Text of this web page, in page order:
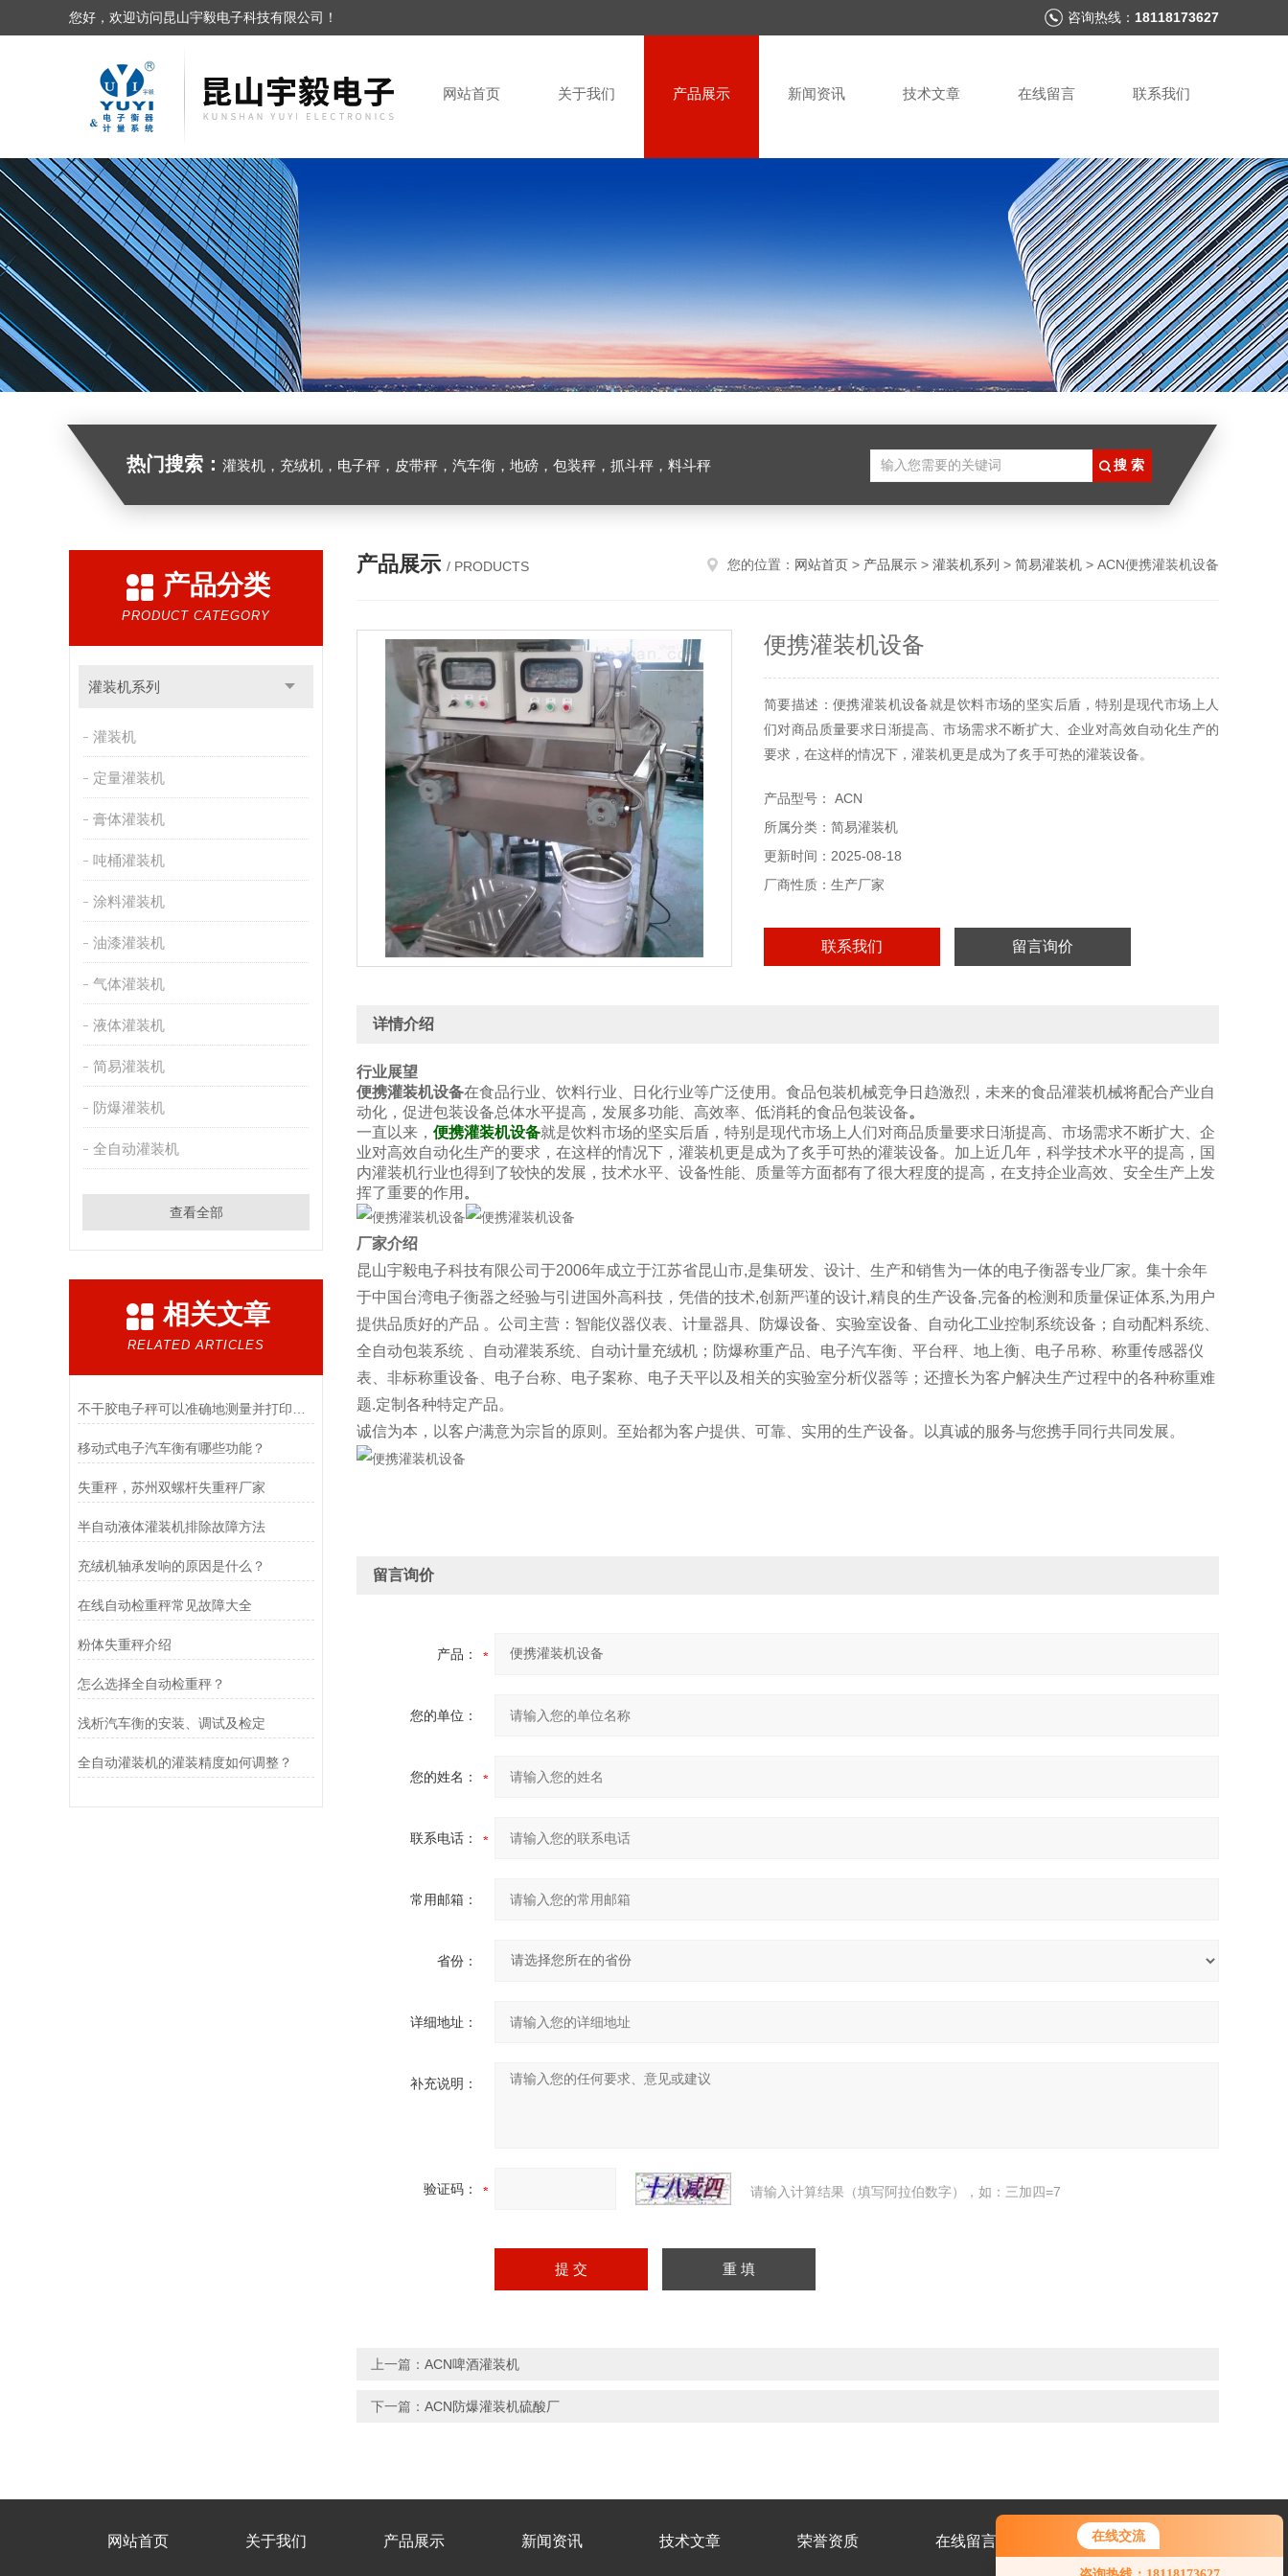
在线交流
您好，欢迎访问昆山宇毅电子科技有限公司！ 咨询热线： 18118173627
网站首页 关于我们 产品展示 新闻资讯 技术文章 在线留言 联系我们
热门搜索： 灌装机，充绒机，电子秤，皮带秤，汽车衡，地磅，包装秤，抓斗秤，料斗秤
产品分类
PRODUCT CATEGORY
灌装机系列
灌装机
定量灌装机
膏体灌装机
吨桶灌装机
涂料灌装机
油漆灌装机
气体灌装机
液体灌装机
简易灌装机
防爆灌装机
全自动灌装机
查看全部
相关文章
RELATED ARTICLES
移动式电子汽车衡有哪些功能？
失重秤，苏州双螺杆失重秤厂家
半自动液体灌装机排除故障方法
充绒机轴承发响的原因是什么？
在线自动检重秤常见故障大全
粉体失重秤介绍
怎么选择全自动检重秤？
浅析汽车衡的安装、调试及检定
全自动灌装机的灌装精度如何调整？
产品展示 / PRODUCTS 您的位置： 网站首页 > 产品展示 > 灌装机系列 > 简易灌装机 > ACN便携灌装机设备
便携灌装机设备
简要描述：便携灌装机设备就是饮料市场的坚实后盾，特别是现代市场上人
们对商品质量要求日渐提高、市场需求不断扩大、企业对高效自动化生产的
要求，在这样的情况下，灌装机更是成为了炙手可热的灌装设备。
产品型号： ACN
所属分类：简易灌装机
更新时间：2025-08-18
厂商性质：生产厂家
联系我们 留言询价
详情介绍
行业展望
便携灌装机设备在食品行业、饮料行业、日化行业等广泛使用。食品包装机械竞争日趋激烈，未来的食品灌装机械将配合产业自
动化，促进包装设备总体水平提高，发展多功能、高效率、低消耗的食品包装设备。
一直以来， 便携灌装机设备就是饮料市场的坚实后盾，特别是现代市场上人们对商品质量要求日渐提高、市场需求不断扩大、企
业对高效自动化生产的要求，在这样的情况下，灌装机更是成为了炙手可热的灌装设备。加上近几年，科学技术水平的提高，国
内灌装机行业也得到了较快的发展，技术水平、设备性能、质量等方面都有了很大程度的提高，在支持企业高效、安全生产上发
挥了重要的作用 。
厂家介绍
昆山宇毅电子科技有限公司于2006年成立于江苏省昆山市,是集研发、设计、生产和销售为一体的电子衡器专业厂家。集十余年
于中国台湾电子衡器之经验与引进国外高科技，凭借的技术,创新严谨的设计,精良的生产设备,完备的检测和质量保证体系,为用户
提供品质好的产品 。公司主营：智能仪器仪表、计量器具、防爆设备、实验室设备、自动化工业控制系统设备；自动配料系统、
全自动包装系统 、自动灌装系统、自动计量充绒机；防爆称重产品、电子汽车衡、平台秤、地上衡、电子吊称、称重传感器仪
表、非标称重设备、电子台称、电子案称、电子天平以及相关的实验室分析仪器等；还擅长为客户解决生产过程中的各种称重难
题.定制各种特定产品。
诚信为本，以客户满意为宗旨的原则。至始都为客户提供、可靠、实用的生产设备。以真诚的服务与您携手同行共同发展。
留言询价
产品：
您的单位：
您的姓名：
联系电话：
常用邮箱：
省份：
详细地址：
补充说明：
验证码： 请输入计算结果（填写阿拉伯数字），如：三加四=7
上一篇： ACN啤酒灌装机
下一篇： ACN防爆灌装机硫酸厂
网站首页 关于我们 产品展示 新闻资讯 技术文章 荣誉资质 在线留言 联系我们